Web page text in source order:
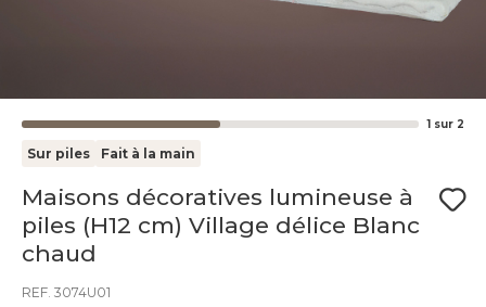
1 sur 2
Sur piles Fait à la main
Maisons décoratives lumineuse à
piles (H12 cm) Village délice Blanc
chaud
REF. 3074U01